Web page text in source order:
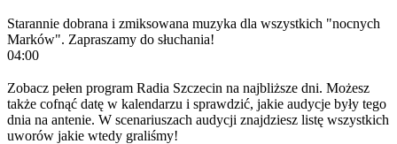
Starannie dobrana i zmiksowana muzyka dla wszystkich "nocnych
Marków". Zapraszamy do słuchania!
04:00
Zobacz pełen program Radia Szczecin na najbliższe dni. Możesz
także cofnąć datę w kalendarzu i sprawdzić, jakie audycje były tego
dnia na antenie. W scenariuszach audycji znajdziesz listę wszystkich
uworów jakie wtedy graliśmy!